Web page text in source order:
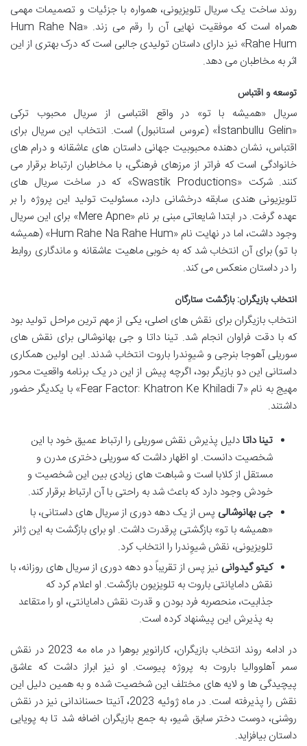
روند ساخت یک سریال تلویزیونی، همواره با جزئیات و تصمیمات مهمی
همراه است که موفقیت نهایی آن را رقم می زند. «Hum Rahe Na
Rahe Hum» نیز دارای داستان تولیدی جالبی است که درک بهتری از این
اثر به مخاطبان می دهد.
توسعه و اقتباس
سریال «همیشه با تو» در واقع اقتباسی از سریال محبوب ترکی
«İstanbullu Gelin» (عروس استانبول) است. انتخاب این سریال برای
اقتباس، نشان دهنده محبوبیت جهانی داستان های عاشقانه و درام های
خانوادگی است که فراتر از مرزهای فرهنگی، با مخاطبان ارتباط برقرار می
کنند. شرکت «Swastik Productions» که در ساخت سریال های
تلویزیونی هندی سابقه درخشانی دارد، مسئولیت تولید این پروژه را بر
عهده گرفت. در ابتدا شایعاتی مبنی بر نام «Mere Apne» برای این سریال
وجود داشت، اما در نهایت نام «Hum Rahe Na Rahe Hum» (همیشه
با تو) برای آن انتخاب شد که به خوبی ماهیت عاشقانه و ماندگاری روابط
را در داستان منعکس می کند.
انتخاب بازیگران: بازگشت ستارگان
انتخاب بازیگران برای نقش های اصلی، یکی از مهم ترین مراحل تولید بود
که با دقت فراوان انجام شد. تینا داتا و جی بهانوشالی برای نقش های
سوریلی آهوجا بنرجی و شیوِندرا باروت انتخاب شدند. این اولین همکاری
داستانی این دو بازیگر بود، اگرچه پیش از این در یک برنامه واقعیت محور
مهیج به نام «Fear Factor: Khatron Ke Khiladi 7» با یکدیگر حضور
داشتند.
تینا داتادلیل پذیرش نقش سوریلی را ارتباط عمیق خود با این
شخصیت دانست. او اظهار داشت که سوریلی دختری مدرن و
مستقل از کلابا است و شباهت های زیادی بین این شخصیت و
خودش وجود دارد که باعث شد به راحتی با آن ارتباط برقرار کند.
جی بهانوشالی پس از یک دهه دوری از سریال های داستانی، با
«همیشه با تو» بازگشتی پرقدرت داشت. او برای بازگشت به این ژانر
تلویزیونی، نقش شیوِندرا را انتخاب کرد.
کیتو گیدوانی نیز پس از تقریباً دو دهه دوری از سریال های روزانه، با
نقش دامایانتی باروت به تلویزیون بازگشت. او اعلام کرد که
جذابیت، منحصربه فرد بودن و قدرت نقش دامایانتی، او را متقاعد
به پذیرش این پیشنهاد کرده است.
در ادامه روند انتخاب بازیگران، کارانویر بوهرا در ماه مه 2023 در نقش
سمر آهلووالیا باروت به پروژه پیوست. او نیز ابراز داشت که عاشق
پیچیدگی ها و لایه های مختلف این شخصیت شده و به همین دلیل این
نقش را پذیرفته است. در ماه ژوئیه 2023، آنیتا حسناندانی نیز در نقش
روشنی، دوست دختر سابق شیو، به جمع بازیگران اضافه شد تا به پویایی
داستان بیافزاید.